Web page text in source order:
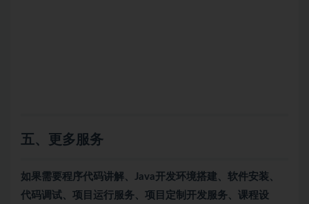
五、更多服务
如果需要程序代码讲解、Java开发环境搭建、软件安装、
代码调试、项目运行服务、项目定制开发服务、课程设